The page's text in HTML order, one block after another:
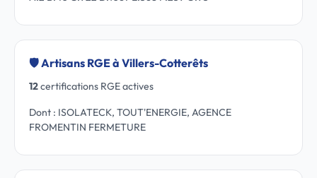
🛡️ Artisans RGE à Villers-Cotterêts
12certifications RGE actives
Dont : ISOLATECK, TOUT'ENERGIE, AGENCE
FROMENTIN FERMETURE